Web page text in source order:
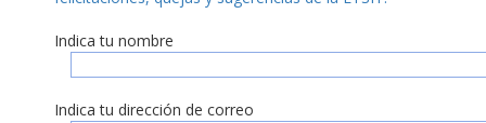
Indica tu nombre
Indica tu dirección de correo